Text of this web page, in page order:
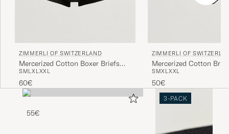
ZIMMERLI OF SWITZERLAND
Mercerized Cotton Boxer Briefs
Black
SMLXLXXL
60€
ZIMMERLI OF
Mercerized Cotton
SMXLXXL
50€
55€
3-PACK